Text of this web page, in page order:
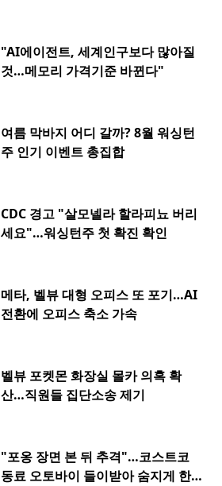
"AI에이전트, 세계인구보다 많아질
것…메모리 가격기준 바뀐다"
여름 막바지 어디 갈까? 8월 워싱턴
주 인기 이벤트 총집합
CDC 경고 "살모넬라 할라피뇨 버리
세요"…워싱턴주 첫 확진 확인
메타, 벨뷰 대형 오피스 또 포기…AI
전환에 오피스 축소 가속
벨뷰 포켓몬 화장실 몰카 의혹 확
산…직원들 집단소송 제기
"포옹 장면 본 뒤 추격"…코스트코
동료 오토바이 들이받아 숨지게 한 2